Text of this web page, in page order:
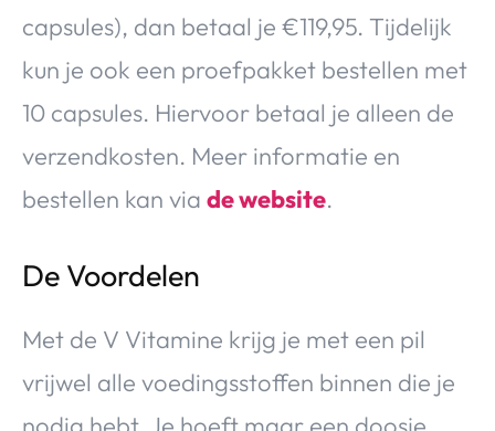
capsules), dan betaal je €119,95. Tijdelijk
kun je ook een proefpakket bestellen met
10 capsules. Hiervoor betaal je alleen de
verzendkosten. Meer informatie en
bestellen kan via de website.
De Voordelen
Met de V Vitamine krijg je met een pil
vrijwel alle voedingsstoffen binnen die je